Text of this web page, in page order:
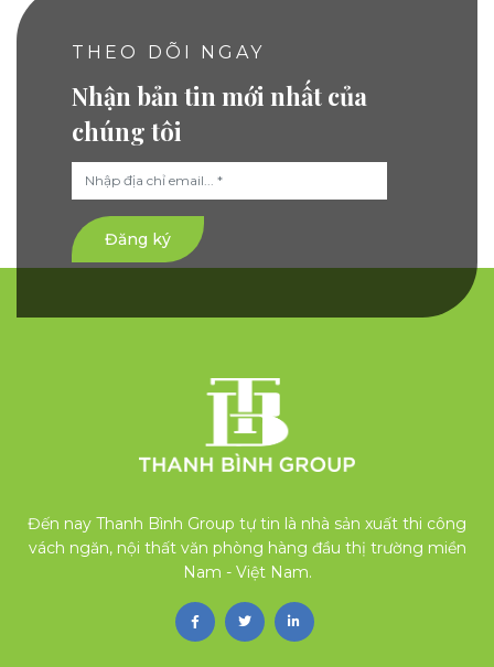
THEO DÕI NGAY
Nhận bản tin mới nhất của
chúng tôi
Đăng ký
Đến nay Thanh Bình Group tự tin là nhà sản xuất thi công
vách ngăn, nội thất văn phòng hàng đầu thị trường miền
Nam - Việt Nam.